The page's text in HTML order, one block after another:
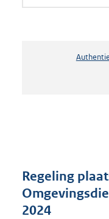
Regeling
2024